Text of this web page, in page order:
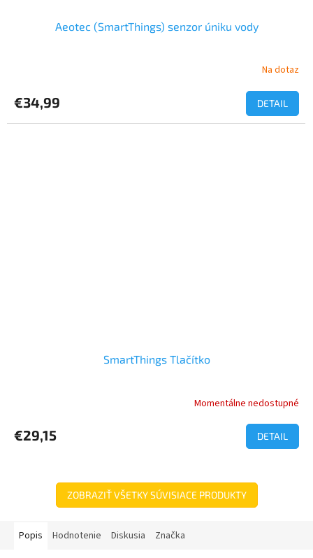
Aeotec (SmartThings) senzor úniku vody
Na dotaz
€34,99 DETAIL
SmartThings Tlačítko
Momentálne nedostupné
€29,15 DETAIL
ZOBRAZIŤ VŠETKY SÚVISIACE PRODUKTY
Popis Hodnotenie Diskusia Značka